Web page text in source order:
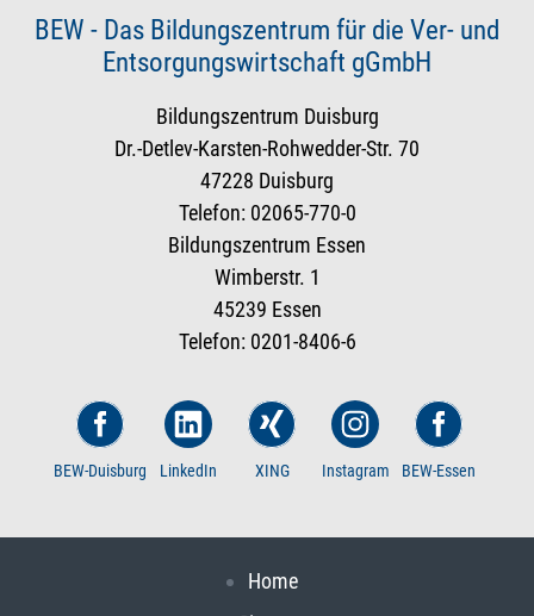
BEW - Das Bildungszentrum für die Ver- und
Entsorgungswirtschaft gGmbH
Bildungszentrum Duisburg
Dr.-Detlev-Karsten-Rohwedder-Str. 70
47228 Duisburg
Telefon: 02065-770-0
Bildungszentrum Essen
Wimberstr. 1
45239 Essen
Telefon: 0201-8406-6
BEW-Duisburg LinkedIn XING Instagram BEW-Essen
Home